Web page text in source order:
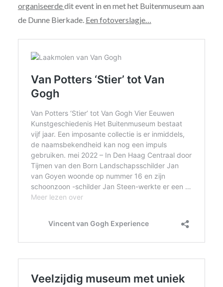
organiseerdedit event in en met het Buitenmuseum aan
de Dunne Bierkade. Een fotoverslagje…